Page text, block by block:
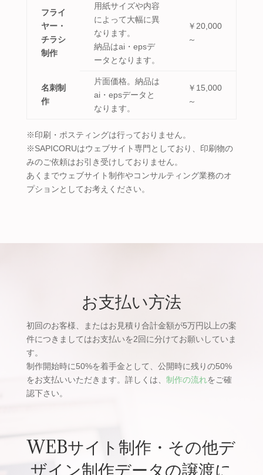
フライ
ヤー・
チラシ
制作
用紙サイズや内容
によって大幅に異
なります。
納品はai・epsデ
ータとなります。
￥20,000
～
名刺制
作
片面価格。納品は
ai・epsデータと
なります。
￥15,000
～
※印刷・ポスティングは行っておりません。
※SAPICORUはウェブサイト専門としており、印刷物の
みのご依頼はお引き受けしておりません。
あくまでウェブサイト制作やコンサルティング業務のオ
プションとしてお考えください。
お支払い方法
初回のお客様、またはお見積り合計金額が5万円以上の案
件につきましてはお支払いを2回に分けてお願いしていま
す。
制作開始時に50%を着手金として、公開時に残りの50%
をお支払いいただきます。詳しくは、 制作の流れをご確
認下さい。
WEBサイト制作・その他デ
ザイン制作データの譲渡に